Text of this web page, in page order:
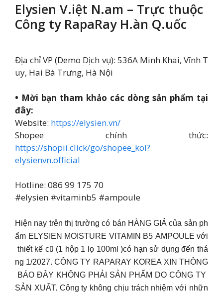
Elysien V.iệt N.am – Trực thuộc
Công ty RapaRay H.àn Q.uốc
Địa chỉ VP (Demo Dịch vụ): 536A Minh Khai, Vĩnh T
uy, Hai Bà Trưng, Hà Nội
• Mời bạn tham khảo các dòng sản phẩm tại
đây:
Website: https://elysien.vn/
Shopee chính thức:
https://shopii.click/go/shopee_kol?
elysienvn.official
Hotline: 086 99 175 70
#elysien #vitaminb5 #ampoule
Hiện nay trên thị trường có bán HÀNG GIẢ của sản ph
ẩm ELYSIEN MOISTURE VITAMIN B5 AMPOULE với
thiết kế cũ (1 hộp 1 lọ 100ml )có hạn sử dụng đến thá
ng 1/2027. CÔNG TY RAPARAY KOREA XIN THÔNG
BÁO ĐÂY KHÔNG PHẢI SẢN PHẨM DO CÔNG TY
SẢN XUẤT. Công ty không chịu trách nhiệm với nhữn